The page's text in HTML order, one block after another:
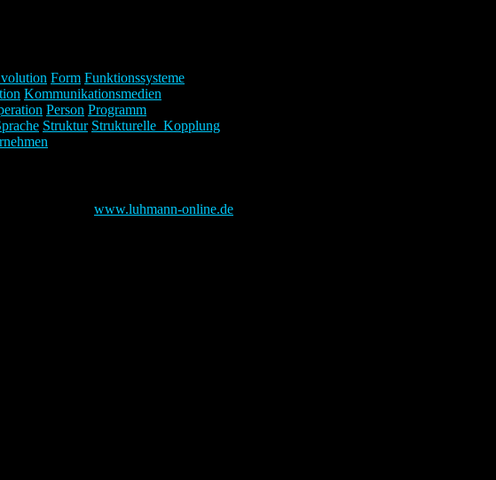
Form Funktionssysteme
Kommunikationsmedien
Person Programm
Struktur Strukturelle_Kopplung
www.luhmann-online.de